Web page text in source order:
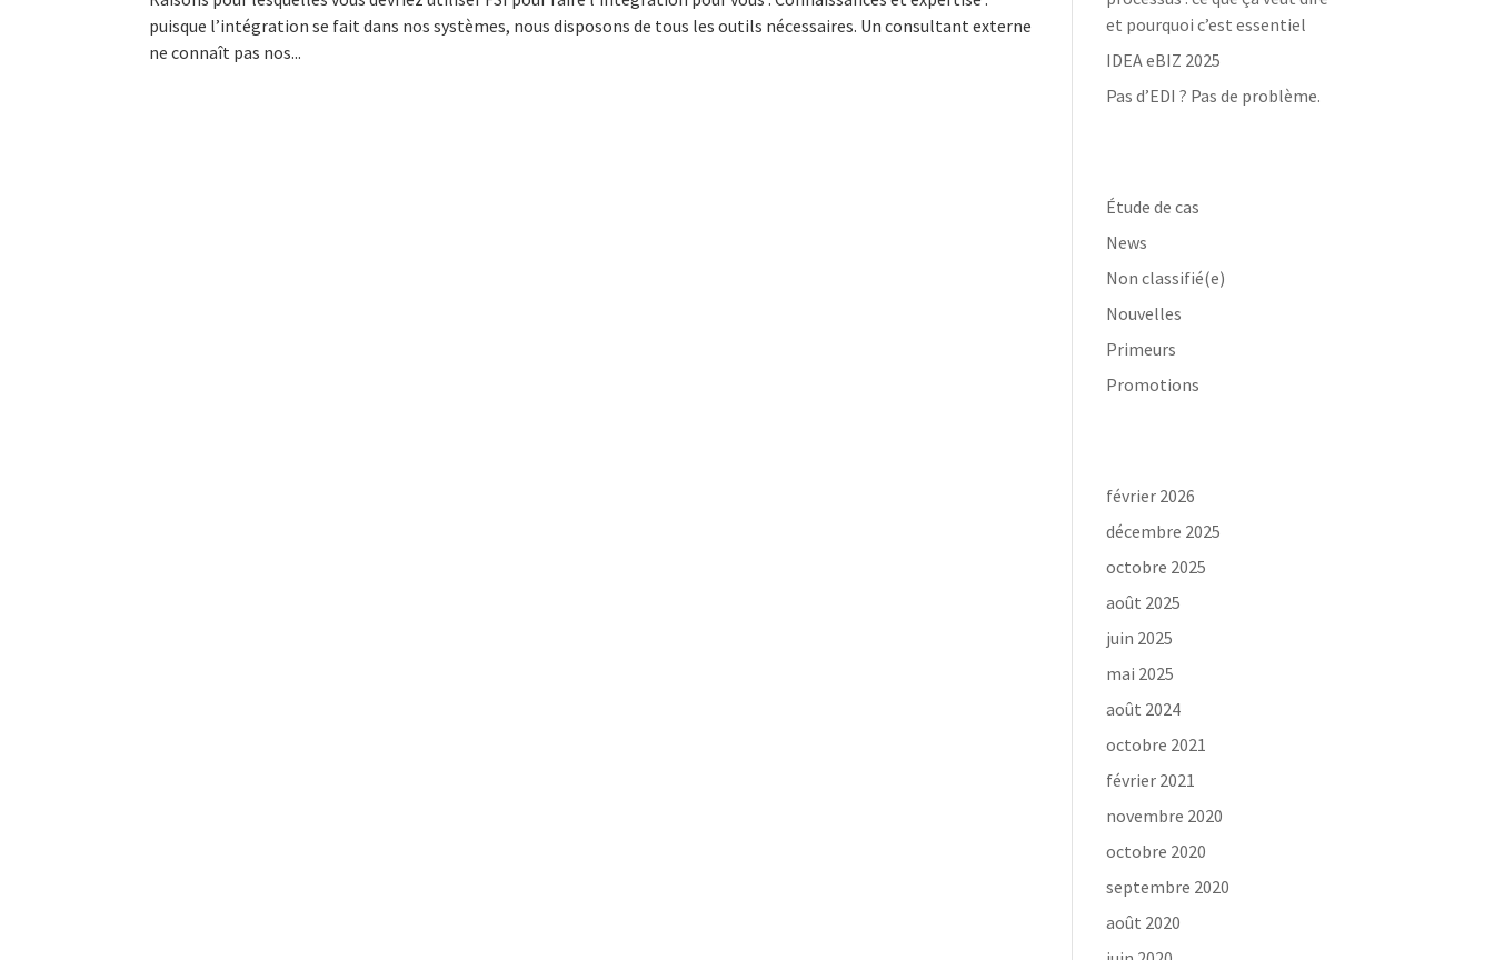
puisque l’intégration se fait dans nos systèmes, nous disposons de tous les outils nécessaires. Un consultant externe
ne connaît pas nos...
et pourquoi c’est essentiel
IDEA eBIZ 2025
Pas d’EDI ? Pas de problème.
Étude de cas
News
Non classifié(e)
Nouvelles
Primeurs
Promotions
février 2026
décembre 2025
octobre 2025
août 2025
juin 2025
mai 2025
août 2024
octobre 2021
février 2021
novembre 2020
octobre 2020
septembre 2020
août 2020